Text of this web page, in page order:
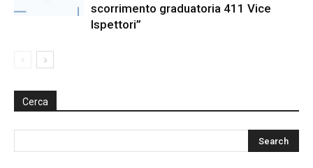
scorrimento graduatoria 411 Vice
Ispettori”
Cerca